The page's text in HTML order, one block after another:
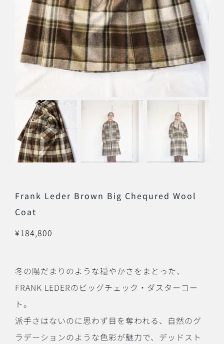
Frank Leder Brown Big Chequred Wool
Coat
¥184,800
冬の陽だまりのような穏やかさをまとった、
FRANK LEDERのビッグチェック・ダスターコー
ト。
派手さはないのに思わず目を奪われる、自然のグ
ラデーションのような色彩が魅力で、デッドスト